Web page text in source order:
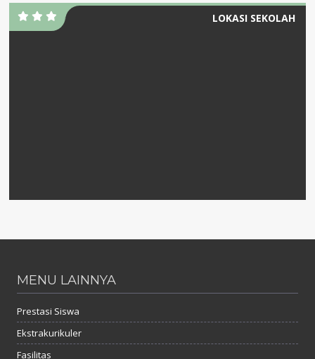
LOKASI SEKOLAH
MENU LAINNYA
Prestasi Siswa
Ekstrakurikuler
Fasilitas